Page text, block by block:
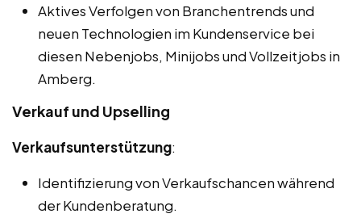
Aktives Verfolgen von Branchentrends und
neuen Technologien im Kundenservice bei
diesen Nebenjobs, Minijobs und Vollzeitjobs in
Amberg.
Verkauf und Upselling
Verkaufsunterstützung:
Identifizierung von Verkaufschancen während
der Kundenberatung.